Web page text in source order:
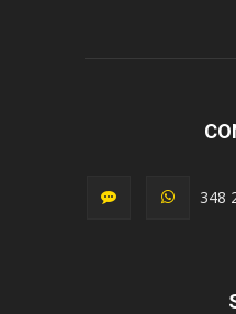
348